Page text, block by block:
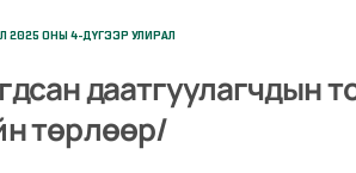
ОНЫ 4-ДҮГЭЭР УЛИРАЛ
даатгуулагчдын
төрлөөр/